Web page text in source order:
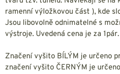
ramenní výložkovou část ), kde
Jsou libovolně odnimatelné s
výstroje. Uvedená cena je za
Značení vyšito BÍLÝM je určeno
značení vyšito ČERNÝM je